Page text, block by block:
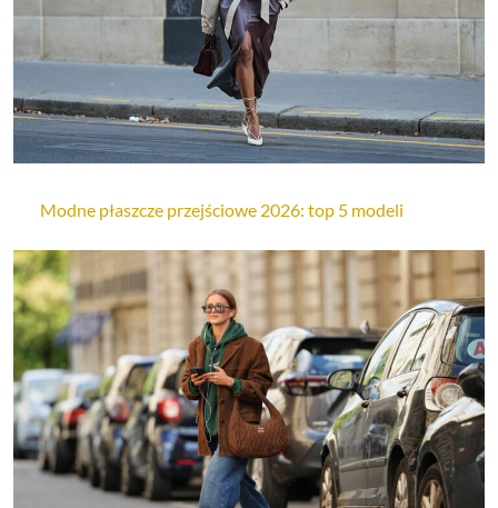
Modne płaszcze przejściowe 2026: top 5 modeli